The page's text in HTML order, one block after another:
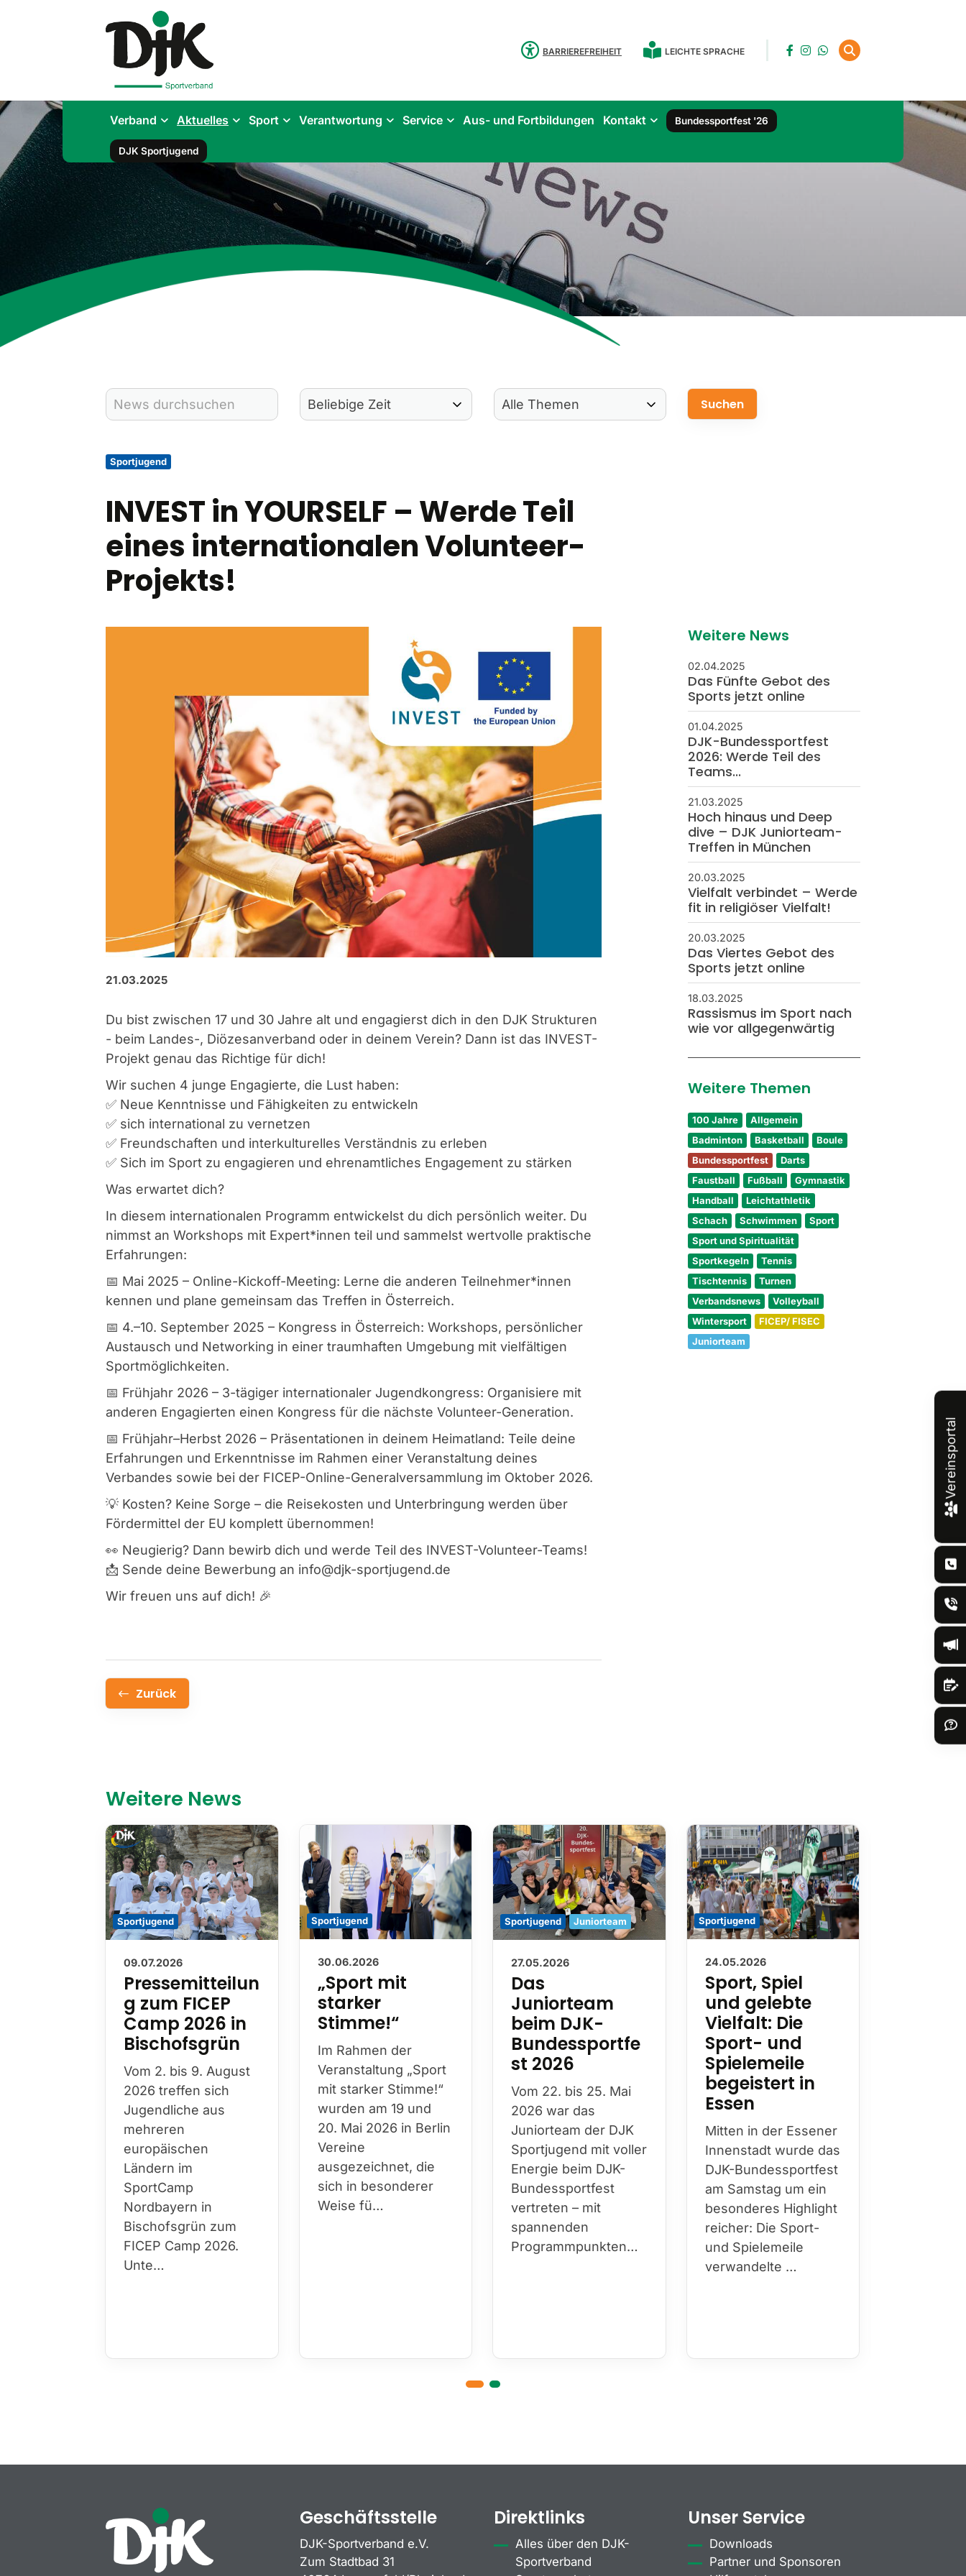
BARRIEREFREIHEIT LEICHTE SPRACHE
Verband Aktuelles Sport Verantwortung Service Aus- und Fortbildungen Kontakt Bundessportfest '26
DJK Sportjugend
Sportjugend
INVEST in YOURSELF – Werde Teil
eines internationalen Volunteer-
Projekts!
21.03.2025
Du bist zwischen 17 und 30 Jahre alt und engagierst dich in den DJK Strukturen
- beim Landes-, Diözesanverband oder in deinem Verein? Dann ist das INVEST-
Projekt genau das Richtige für dich!
Wir suchen 4 junge Engagierte, die Lust haben:
✅ Neue Kenntnisse und Fähigkeiten zu entwickeln
✅ sich international zu vernetzen
✅ Freundschaften und interkulturelles Verständnis zu erleben
✅ Sich im Sport zu engagieren und ehrenamtliches Engagement zu stärken
Was erwartet dich?
In diesem internationalen Programm entwickelst du dich persönlich weiter. Du
nimmst an Workshops mit Expert*innen teil und sammelst wertvolle praktische
Erfahrungen:
📅 Mai 2025 – Online-Kickoff-Meeting: Lerne die anderen Teilnehmer*innen
kennen und plane gemeinsam das Treffen in Österreich.
📅 4.–10. September 2025 – Kongress in Österreich: Workshops, persönlicher
Austausch und Networking in einer traumhaften Umgebung mit vielfältigen
Sportmöglichkeiten.
📅 Frühjahr 2026 – 3-tägiger internationaler Jugendkongress: Organisiere mit
anderen Engagierten einen Kongress für die nächste Volunteer-Generation.
📅 Frühjahr–Herbst 2026 – Präsentationen in deinem Heimatland: Teile deine
Erfahrungen und Erkenntnisse im Rahmen einer Veranstaltung deines
Verbandes sowie bei der FICEP-Online-Generalversammlung im Oktober 2026.
💡 Kosten? Keine Sorge – die Reisekosten und Unterbringung werden über
Fördermittel der EU komplett übernommen!
👀 Neugierig? Dann bewirb dich und werde Teil des INVEST-Volunteer-Teams!
📩 Sende deine Bewerbung an info@djk-sportjugend.de
Wir freuen uns auf dich! 🎉
Zurück
Weitere News
02.04.2025
Das Fünfte Gebot des
Sports jetzt online
01.04.2025
DJK-Bundessportfest
2026: Werde Teil des
Teams...
21.03.2025
Hoch hinaus und Deep
dive – DJK Juniorteam-
Treffen in München
20.03.2025
Vielfalt verbindet – Werde
fit in religiöser Vielfalt!
20.03.2025
Das Viertes Gebot des
Sports jetzt online
18.03.2025
Rassismus im Sport nach
wie vor allgegenwärtig
Weitere Themen
100 Jahre
Allgemein
Badminton
Basketball
Boule
Bundessportfest
Darts
Faustball
Fußball
Gymnastik
Handball
Leichtathletik
Schach
Schwimmen
Sport
Sport und Spiritualität
Sportkegeln
Tennis
Tischtennis
Turnen
Verbandsnews
Volleyball
Wintersport
FICEP/ FISEC
Juniorteam
Weitere News
Sportjugend
09.07.2026
Pressemitteilun
g zum FICEP
Camp 2026 in
Bischofsgrün
Vom 2. bis 9. August
2026 treffen sich
Jugendliche aus
mehreren
europäischen
Ländern im
SportCamp
Nordbayern in
Bischofsgrün zum
FICEP Camp 2026.
Unte…
Sportjugend
30.06.2026
„Sport mit
starker
Stimme!“
Im Rahmen der
Veranstaltung „Sport
mit starker Stimme!“
wurden am 19 und 20.
Mai 2026 in Berlin
Vereine
ausgezeichnet, die
sich in besonderer
Weise fü…
Sportjugend Juniorteam
27.05.2026
Das
Juniorteam
beim DJK-
Bundessportfe
st 2026
Vom 22. bis 25. Mai
2026 war das
Juniorteam der DJK
Sportjugend mit voller
Energie beim DJK-
Bundessportfest
vertreten – mit
spannenden
Programmpunkten…
Sportjugend
24.05.2026
Sport, Spiel
und gelebte
Vielfalt: Die
Sport- und
Spielemeile
begeistert in
Essen
Mitten in der Essener
Innenstadt wurde das
DJK-Bundessportfest
am Samstag um ein
besonderes Highlight
reicher: Die Sport-
und Spielemeile
verwandelte …
Geschäftsstelle
DJK-Sportverband e.V.
Zum Stadtbad 31
Direktlinks
Alles über den DJK-
Sportverband
Unser Service
Downloads
Partner und Sponsoren
Vereinsportal